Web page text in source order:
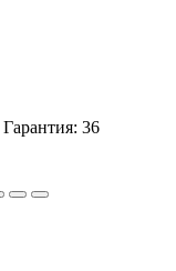
Гарантия: 36